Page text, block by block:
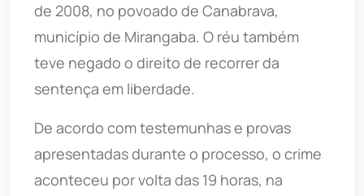
de 2008, no povoado de Canabrava,
município de Mirangaba. O réu também
teve negado o direito de recorrer da
sentença em liberdade.
De acordo com testemunhas e provas
apresentadas durante o processo, o crime
aconteceu por volta das 19 horas, na